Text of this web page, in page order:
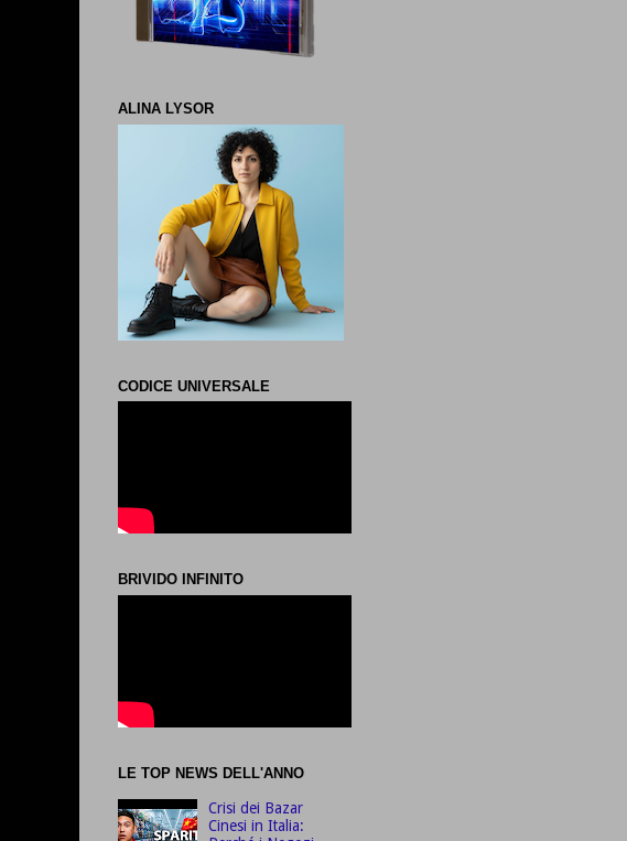
ALINA LYSOR
CODICE UNIVERSALE
BRIVIDO INFINITO
LE TOP NEWS DELL'ANNO
Crisi dei Bazar
Cinesi in Italia: